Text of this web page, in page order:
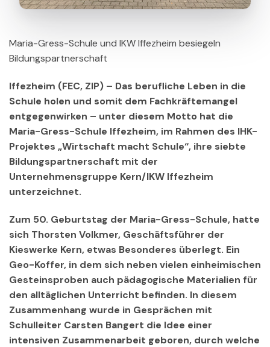
Maria-Gress-Schule und IKW Iffezheim besiegeln
Bildungspartnerschaft
Iffezheim (FEC, ZIP) – Das berufliche Leben in die
Schule holen und somit dem Fachkräftemangel
entgegenwirken – unter diesem Motto hat die
Maria-Gress-Schule Iffezheim, im Rahmen des IHK-
Projektes „Wirtschaft macht Schule“, ihre siebte
Bildungspartnerschaft mit der
Unternehmensgruppe Kern/IKW Iffezheim
unterzeichnet.
Zum 50. Geburtstag der Maria-Gress-Schule, hatte
sich Thorsten Volkmer, Geschäftsführer der
Kieswerke Kern, etwas Besonderes überlegt. Ein
Geo-Koffer, in dem sich neben vielen einheimischen
Gesteinsproben auch pädagogische Materialien für
den alltäglichen Unterricht befinden. In diesem
Zusammenhang wurde in Gesprächen mit
Schulleiter Carsten Bangert die Idee einer
intensiven Zusammenarbeit geboren, durch welche